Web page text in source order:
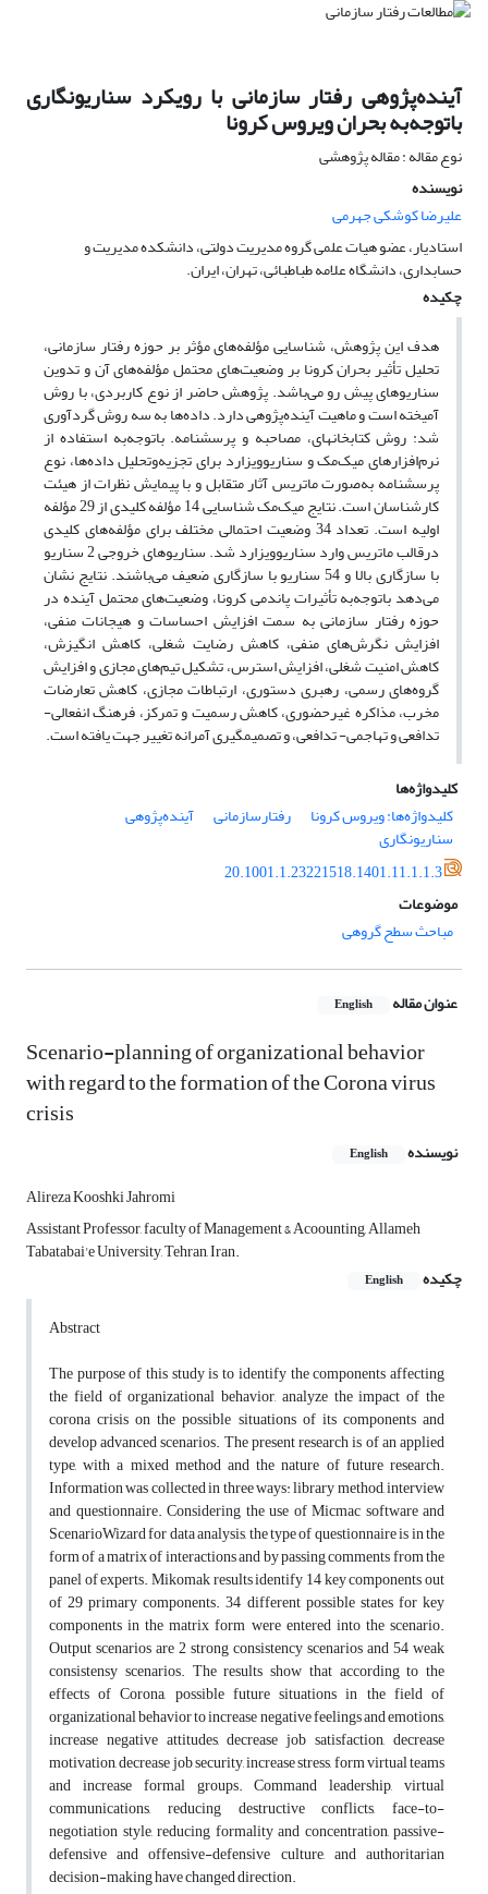
آینده‌پژوهی رفتار سازمانی با رویکرد سناریونگاری
باتوجه‌به بحران ویروس کرونا
نوع مقاله : مقاله پژوهشی
نویسنده
علیرضا کوشکی جهرمی
استادیار، عضو هیات علمی گروه مدیریت دولتی، دانشکده مدیریت و
حسابداری، دانشگاه علامه طباطبائی، تهران، ایران.
چکیده
هدف این پژوهش، شناسایی مؤلفه‌های مؤثر بر حوزه رفتار سازمانی،
تحلیل تأثیر بحران کرونا بر وضعیت‌های محتمل مؤلفه‌های آن و تدوین
سناریوهای پیش ­رو می‌باشد. پژوهش حاضر از نوع کاربردی، با روش
آمیخته است و ماهیت آینده‌پژوهی دارد. داده‌ها به سه روش گردآوری
شد: روش کتابخانه­ای، مصاحبه و پرسشنامه. باتوجه‌به استفاده از
نرم‌افزارهای میک‌مک و سناریوویزارد برای تجزیه‌‌وتحلیل داده‌ها، نوع
پرسشنامه به‌صورت ماتریس آثار متقابل و با پیمایش نظرات از هیئت
کارشناسان است. نتایج میک‌مک شناسایی 14 مؤلفه کلیدی از 29 مؤلفه
اولیه است. تعداد 34 وضعیت احتمالی مختلف برای مؤلفه‌های کلیدی
درقالب ماتریس وارد سناریوویزارد شد. سناریوهای خروجی 2 سناریو
با سازگاری بالا و 54 سناریو با سازگاری ضعیف می‌باشند. نتایج نشان
می‌دهد باتوجه‌به تأثیرات پاندمی کرونا، وضعیت‌های محتمل آینده در
حوزه رفتار سازمانی به سمت افزایش احساسات و هیجانات منفی،
افزایش نگرش‌های منفی، کاهش رضایت شغلی، کاهش انگیزش،
کاهش امنیت شغلی، افزایش استرس، تشکیل تیم‌های مجازی و افزایش
گروه‌های رسمی، رهبری دستوری، ارتباطات مجازی، کاهش تعارضات
مخرب، مذاکره غیرحضوری، کاهش رسمیت و تمرکز، فرهنگ انفعالی-
تدافعی و تهاجمی- تدافعی، و تصمیم­گیری آمرانه تغییر جهت یافته است.
کلیدواژه‌ها
کلیدواژه‌ها: ویروس کرونا
رفتارسازمانی آینده‌پژوهی
سناریونگاری
20.1001.1.23221518.1401.11.1.1.3
موضوعات
مباحث سطح گروهی
عنوان مقاله English
Scenario-planning of organizational behavior
with regard to the formation of the Corona virus
crisis
نویسنده English
Alireza Kooshki Jahromi
Assistant Professor, faculty of Management & Acoounting, Allameh
Tabatabai'e University, Tehran, Iran.
چکیده
English
Abstract
The purpose of this study is to identify the components affecting
the field of organizational behavior, analyze the impact of the
corona crisis on the possible situations of its components and
develop advanced scenarios. The present research is of an applied
type, with a mixed method and the nature of future research.
Information was collected in three ways: library method, interview
and questionnaire. Considering the use of Micmac software and
ScenarioWizard for data analysis, the type of questionnaire is in the
form of a matrix of interactions and by passing comments from the
panel of experts. Mikomak results identify 14 key components out
of 29 primary components. 34 different possible states for key
components in the matrix form were entered into the scenario.
Output scenarios are 2 strong consistency scenarios and 54 weak
consistensy scenarios. The results show that according to the
effects of Corona, possible future situations in the field of
organizational behavior to increase negative feelings and emotions,
increase negative attitudes, decrease job satisfaction, decrease
motivation, decrease job security, increase stress, form virtual teams
and increase formal groups. Command leadership, virtual
communications, reducing destructive conflicts, face-to-
negotiation style, reducing formality and concentration, passive-
defensive and offensive-defensive culture, and authoritarian
decision-making have changed direction.